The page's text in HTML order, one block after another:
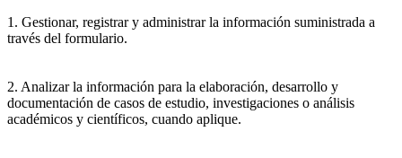
1. Gestionar, registrar y administrar la información suministrada a
través del formulario.
2. Analizar la información para la elaboración, desarrollo y
documentación de casos de estudio, investigaciones o análisis
académicos y científicos, cuando aplique.